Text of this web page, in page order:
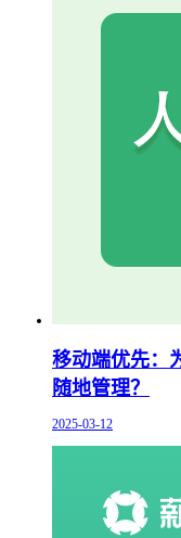
移动端优先：
随地管理？
2025-03-12